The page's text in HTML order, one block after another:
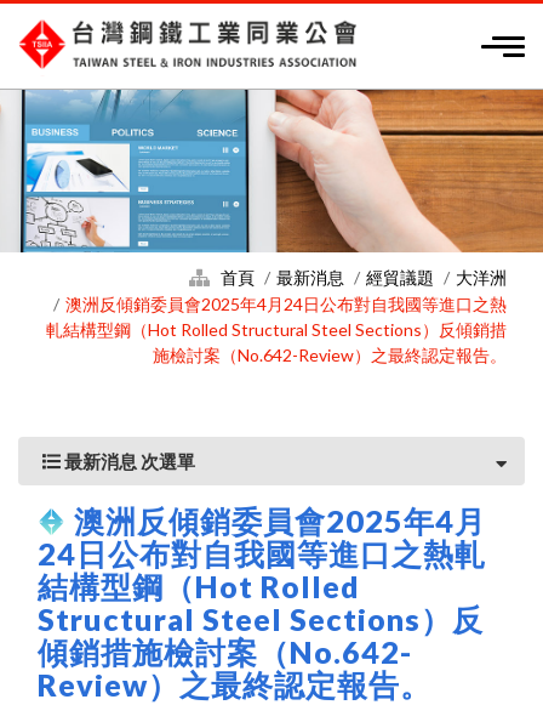
首頁 最新消息 經貿議題
大洋洲
澳洲反傾銷委員會2025年4月24日公布對自我國等進口之熱
軋結構型鋼（Hot Rolled Structural Steel Sections）反傾銷措
施檢討案（No.642-Review）之最終認定報告。
最新消息 次選單
澳洲反傾銷委員會2025年4月
24日公布對自我國等進口之熱軋
結構型鋼（Hot Rolled
Structural Steel Sections）反
傾銷措施檢討案（No.642-
Review）之最終認定報告。